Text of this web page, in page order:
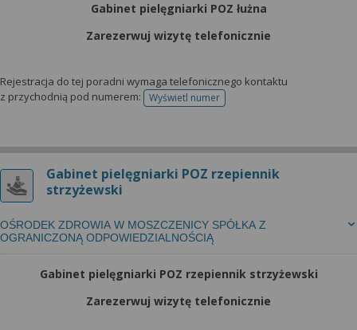
Gabinet pielęgniarki POZ łużna
Zarezerwuj wizytę telefonicznie
Rejestracja do tej poradni wymaga telefonicznego kontaktu
z przychodnią pod numerem:
Wyświetl numertelefonu do rejestracji
Gabinet pielęgniarki POZ rzepiennik
strzyżewski
OŚRODEK ZDROWIA W MOSZCZENICY SPÓŁKA Z
OGRANICZONĄ ODPOWIEDZIALNOŚCIĄ
Gabinet pielęgniarki POZ rzepiennik strzyżewski
Zarezerwuj wizytę telefonicznie